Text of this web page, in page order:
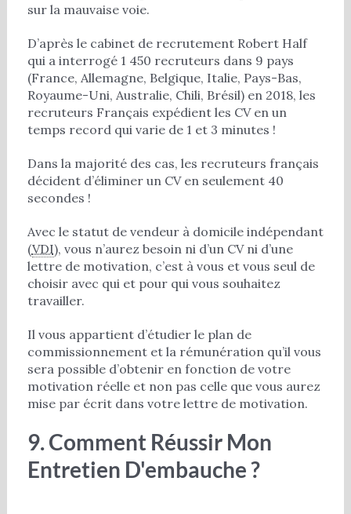
sur la mauvaise voie.
D’après le cabinet de recrutement Robert Half
qui a interrogé 1 450 recruteurs dans 9 pays
(France, Allemagne, Belgique, Italie, Pays-Bas,
Royaume-Uni, Australie, Chili, Brésil) en 2018, les
recruteurs Français expédient les CV en un
temps record qui varie de 1 et 3 minutes !
Dans la majorité des cas, les recruteurs français
décident d’éliminer un CV en seulement 40
secondes !
Avec le statut de vendeur à domicile indépendant
(VDI), vous n’aurez besoin ni d’un CV ni d’une
lettre de motivation, c’est à vous et vous seul de
choisir avec qui et pour qui vous souhaitez
travailler.
Il vous appartient d’étudier le plan de
commissionnement et la rémunération qu’il vous
sera possible d’obtenir en fonction de votre
motivation réelle et non pas celle que vous aurez
mise par écrit dans votre lettre de motivation.
9. Comment Réussir Mon
Entretien D'embauche ?